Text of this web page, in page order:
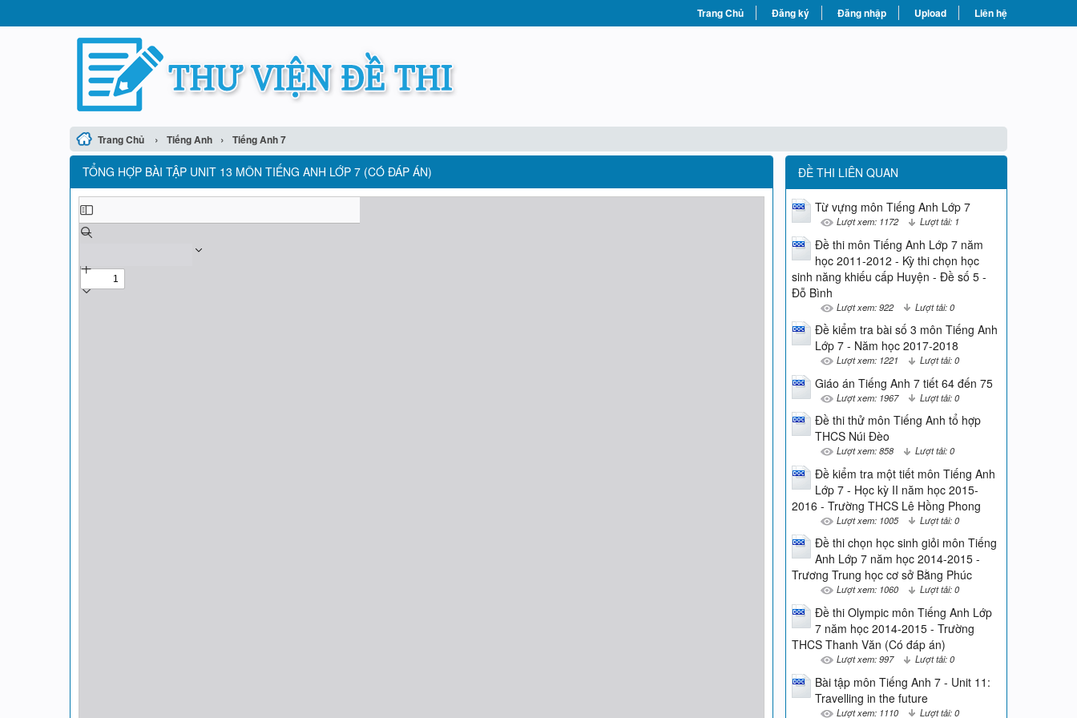
Trang Chủ Đăng ký Đăng nhập Upload Liên hệ
Trang Chủ › Tiếng Anh › Tiếng Anh 7
TỔNG HỢP BÀI TẬP UNIT 13 MÔN TIẾNG ANH LỚP 7 (CÓ ĐÁP ÁN) ĐỀ THI LIÊN QUAN
Từ vựng môn Tiếng Anh Lớp 7
Lượt xem: 1172 Lượt tải: 1
Đề thi môn Tiếng Anh Lớp 7 năm
học 2011-2012 - Kỳ thi chọn học
sinh năng khiếu cấp Huyện - Đề số 5 -
Đỗ Bình
Lượt xem: 922 Lượt tải: 0
Đề kiểm tra bài số 3 môn Tiếng Anh
Lớp 7 - Năm học 2017-2018
Lượt xem: 1221 Lượt tải: 0
Giáo án Tiếng Anh 7 tiết 64 đến 75
Lượt xem: 1967 Lượt tải: 0
Đề thi thử môn Tiếng Anh tổ hợp
THCS Núi Đèo
Lượt xem: 858 Lượt tải: 0
Đề kiểm tra một tiết môn Tiếng Anh
Lớp 7 - Học kỳ II năm học 2015-
2016 - Trường THCS Lê Hồng Phong
Lượt xem: 1005 Lượt tải: 0
Đề thi chọn học sinh giỏi môn Tiếng
Anh Lớp 7 năm học 2014-2015 -
Trương Trung học cơ sở Bằng Phúc
Lượt xem: 1060 Lượt tải: 0
Đề thi Olympic môn Tiếng Anh Lớp
7 năm học 2014-2015 - Trường
THCS Thanh Văn (Có đáp án)
Lượt xem: 997 Lượt tải: 0
Bài tập môn Tiếng Anh 7 - Unit 11:
Travelling in the future
Lượt xem: 1110 Lượt tải: 0